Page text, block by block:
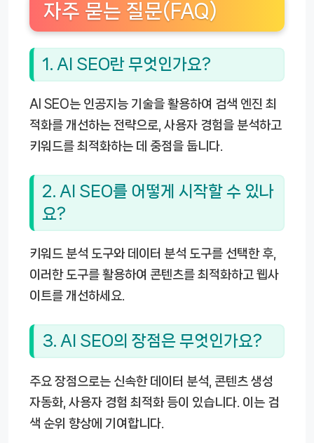
자주 묻는 질문(FAQ)
1. AI SEO란 무엇인가요?
AI SEO는 인공지능 기술을 활용하여 검색 엔진 최
적화를 개선하는 전략으로, 사용자 경험을 분석하고
키워드를 최적화하는 데 중점을 둡니다.
2. AI SEO를 어떻게 시작할 수 있나
요?
키워드 분석 도구와 데이터 분석 도구를 선택한 후,
이러한 도구를 활용하여 콘텐츠를 최적화하고 웹사
이트를 개선하세요.
3. AI SEO의 장점은 무엇인가요?
주요 장점으로는 신속한 데이터 분석, 콘텐츠 생성
자동화, 사용자 경험 최적화 등이 있습니다. 이는 검
색 순위 향상에 기여합니다.